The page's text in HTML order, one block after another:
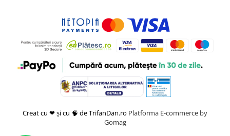
Creat cu ❤ și cu 🧠 de TrifanDan.ro Platforma E-commerce by
Gomag